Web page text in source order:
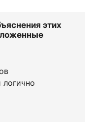
этих
логично